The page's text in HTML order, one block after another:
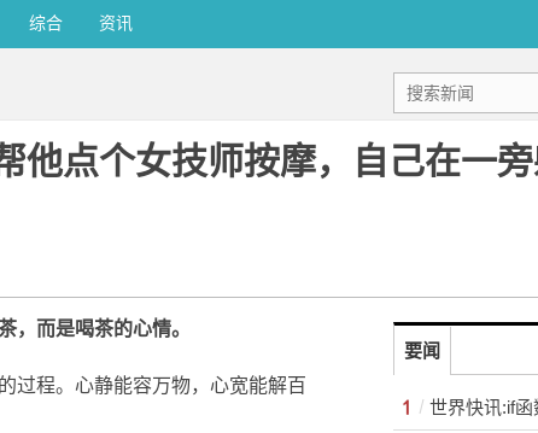
综合 资讯
他点个女技师按摩，自己在一
，而是喝茶的心情。
过程。心静能容万物，心宽能解百
要闻